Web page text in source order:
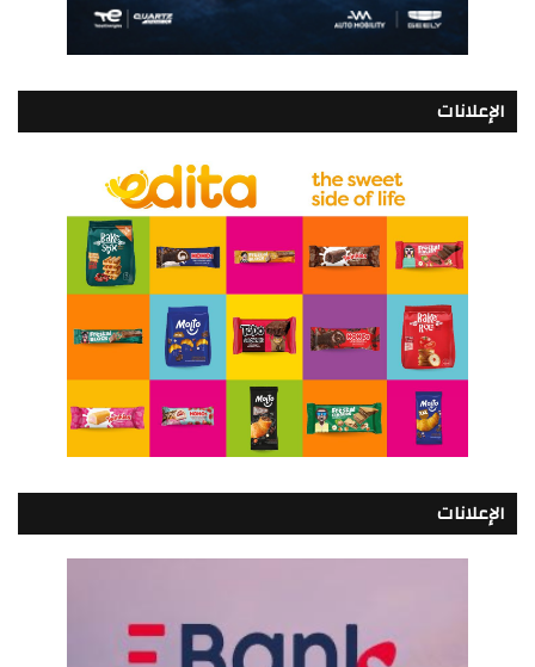
الإعلانات
الإعلانات